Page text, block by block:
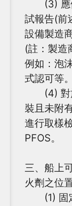
(3) 應依
試報告(前
設備製造
(註：製造
例如：泡
式認可等
(4) 對於
裝且未附
進行取樣
PFOS。
三、船上
火劑之位
(1) 固定